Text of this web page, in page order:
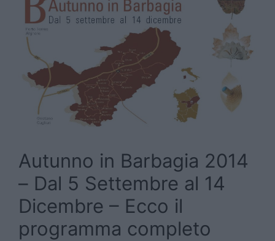
Autunno in Barbagia 2014
– Dal 5 Settembre al 14
Dicembre – Ecco il
programma completo